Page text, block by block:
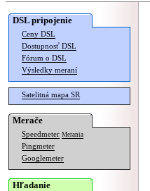
DSL pripojenie
Ceny DSL
Dostupnosť DSL
Fórum o DSL
Výsledky meraní
Satelitná mapa SR
Merače
Speedmeter Merania
Pingmeter
Googlemeter
Hľadanie